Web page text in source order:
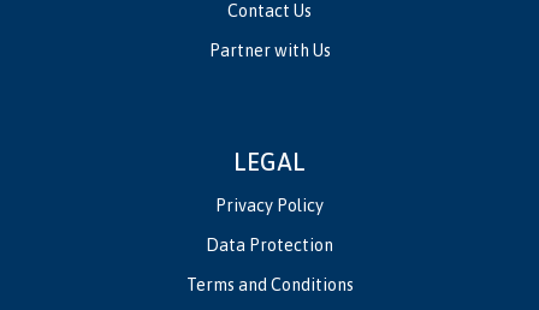
Contact Us
Partner with Us
LEGAL
Privacy Policy
Data Protection
Terms and Conditions